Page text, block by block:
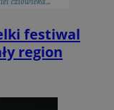
festiwal
region